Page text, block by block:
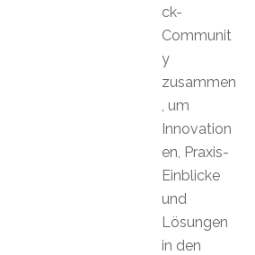
ck-
Communit
y
zusammen
, um
Innovation
en, Praxis-
Einblicke
und
Lösungen
in den